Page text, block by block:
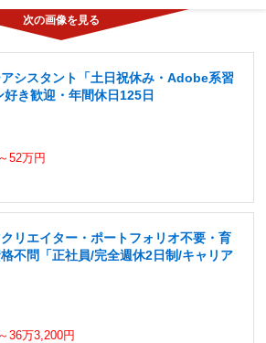
シスタント「土日祝休み・Adobe系習
き歓迎・年間休日125日
52万円
リエイター・ポートフォリオ不要・育
不問「正社員/完全週休2日制/キャリア
36万3,200円